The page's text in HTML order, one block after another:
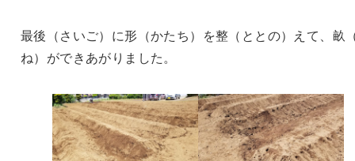
最後（さいご）に形（かたち）を整（ととの）えて、畝
ね）ができあがりました。